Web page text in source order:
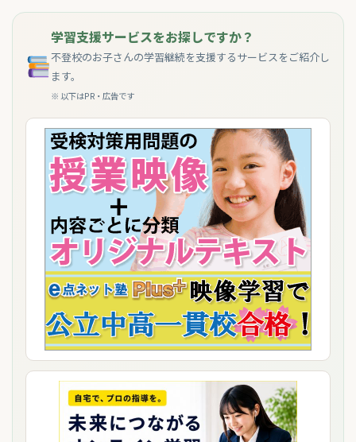
学習支援サービスをお探しですか？
不登校のお子さんの学習継続を支援するサービスをご紹介し
ます。
※ 以下はPR・広告です